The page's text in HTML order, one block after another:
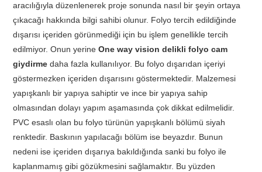
aracılığıyla düzenlenerek proje sonunda nasıl bir şeyin ortaya
çıkacağı hakkında bilgi sahibi olunur. Folyo tercih edildiğinde
dışarısı içeriden görünmediği için bu işlem genellikle tercih
edilmiyor. Onun yerineOne way vision delikli folyo cam
giydirme daha fazla kullanılıyor. Bu folyo dışarıdan içeriyi
göstermezken içeriden dışarısını göstermektedir. Malzemesi
yapışkanlı bir yapıya sahiptir ve ince bir yapıya sahip
olmasından dolayı yapım aşamasında çok dikkat edilmelidir.
PVC esaslı olan bu folyo türünün yapışkanlı bölümü siyah
renktedir. Baskının yapılacağı bölüm ise beyazdır. Bunun
nedeni ise içeriden dışarıya bakıldığında sanki bu folyo ile
kaplanmamış gibi gözükmesini sağlamaktır. Bu yüzden